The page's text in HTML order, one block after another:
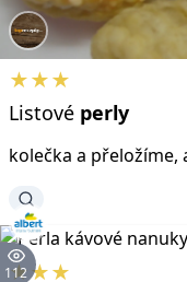
★★★
Listové perly
kolečka a přeložíme,
112
★★★